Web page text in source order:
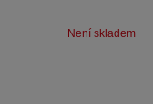
Není skladem